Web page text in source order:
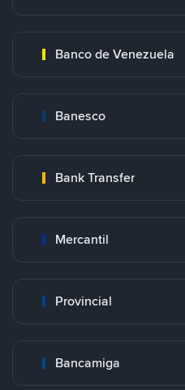
Banco de Venezuela
Banesco
Bank Transfer
Mercantil
Provincial
Bancamiga